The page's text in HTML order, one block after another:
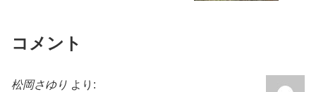
コメント
松岡さゆり より: